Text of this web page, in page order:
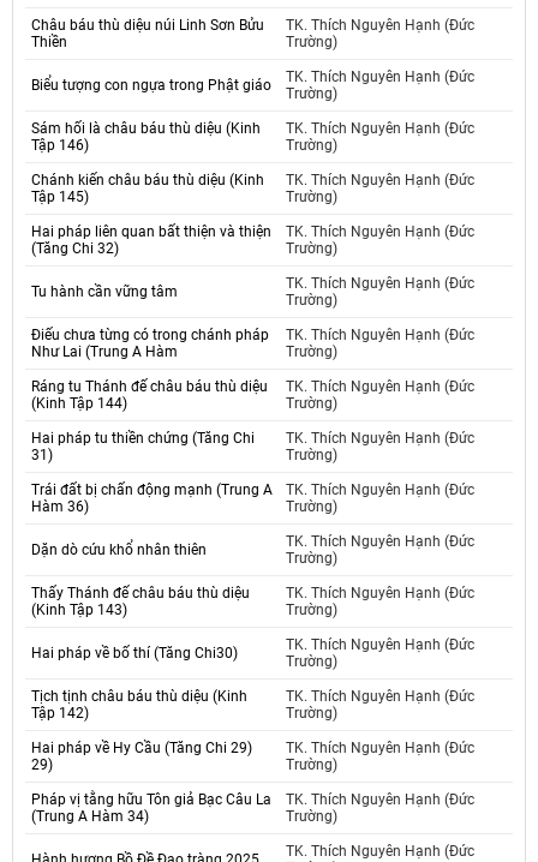
Châu báu thù diệu núi Linh Sơn Bửu
Thiền
TK. Thích Nguyên Hạnh (Đức
Trường)
Biểu tượng con ngựa trong Phật giáo
TK. Thích Nguyên Hạnh (Đức
Trường)
Sám hối là châu báu thù diệu (Kinh
Tập 146)
TK. Thích Nguyên Hạnh (Đức
Trường)
Chánh kiến châu báu thù diệu (Kinh
Tập 145)
TK. Thích Nguyên Hạnh (Đức
Trường)
Hai pháp liên quan bất thiện và thiện
(Tăng Chi 32)
TK. Thích Nguyên Hạnh (Đức
Trường)
Tu hành cần vững tâm
TK. Thích Nguyên Hạnh (Đức
Trường)
Điếu chưa từng có trong chánh pháp
Như Lai (Trung A Hàm
TK. Thích Nguyên Hạnh (Đức
Trường)
Ráng tu Thánh đế châu báu thù diệu
(Kinh Tập 144)
TK. Thích Nguyên Hạnh (Đức
Trường)
Hai pháp tu thiền chứng (Tăng Chi
31)
TK. Thích Nguyên Hạnh (Đức
Trường)
Trái đất bị chấn động mạnh (Trung A
Hàm 36)
TK. Thích Nguyên Hạnh (Đức
Trường)
Dặn dò cứu khổ nhân thiên
TK. Thích Nguyên Hạnh (Đức
Trường)
Thấy Thánh đế châu báu thù diệu
(Kinh Tập 143)
TK. Thích Nguyên Hạnh (Đức
Trường)
Hai pháp về bố thí (Tăng Chi30)
TK. Thích Nguyên Hạnh (Đức
Trường)
Tịch tịnh châu báu thù diệu (Kinh
Tập 142)
TK. Thích Nguyên Hạnh (Đức
Trường)
Hai pháp về Hy Cầu (Tăng Chi 29)
29)
TK. Thích Nguyên Hạnh (Đức
Trường)
Pháp vị tằng hữu Tôn giả Bạc Câu La
(Trung A Hàm 34)
TK. Thích Nguyên Hạnh (Đức
Trường)
TK. Thích Nguyên Hạnh (Đức